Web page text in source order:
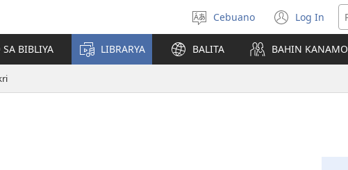
Pagpilig
pinulongan
Cebuano Log In
(mo-
open
ug
bag-
window)
SA BIBLIYA LIBRARYA BALITA BAHIN KANAMO